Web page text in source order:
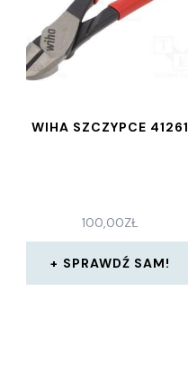
WIHA SZCZYPCE 41261
100,00ZŁ
SPRAWDŹ SAM!